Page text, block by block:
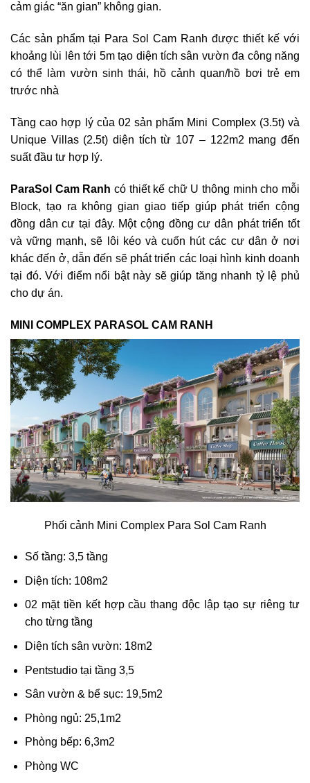
cảm giác “ăn gian” không gian.
Các sản phẩm tại Para Sol Cam Ranh được thiết kế với
khoảng lùi lên tới 5m tạo diện tích sân vườn đa công năng
có thể làm vườn sinh thái, hồ cảnh quan/hồ bơi trẻ em
trước nhà
Tầng cao hợp lý của 02 sản phẩm Mini Complex (3.5t) và
Unique Villas (2.5t) diện tích từ 107 – 122m2 mang đến
suất đầu tư hợp lý.
ParaSol Cam Ranh có thiết kế chữ U thông minh cho mỗi
Block, tạo ra không gian giao tiếp giúp phát triển cộng
đồng dân cư tại đây. Một cộng đồng cư dân phát triển tốt
và vững mạnh, sẽ lôi kéo và cuốn hút các cư dân ở nơi
khác đến ở, dẫn đến sẽ phát triển các loại hình kinh doanh
tại đó. Với điểm nổi bật này sẽ giúp tăng nhanh tỷ lệ phủ
cho dự án.
MINI COMPLEX PARASOL CAM RANH
Phối cảnh Mini Complex Para Sol Cam Ranh
Số tầng: 3,5 tầng
Diện tích: 108m2
02 mặt tiền kết hợp cầu thang độc lập tạo sự riêng tư
cho từng tầng
Diện tích sân vườn: 18m2
Pentstudio tại tầng 3,5
Sân vườn & bể sục: 19,5m2
Phòng ngủ: 25,1m2
Phòng bếp: 6,3m2
Phòng WC